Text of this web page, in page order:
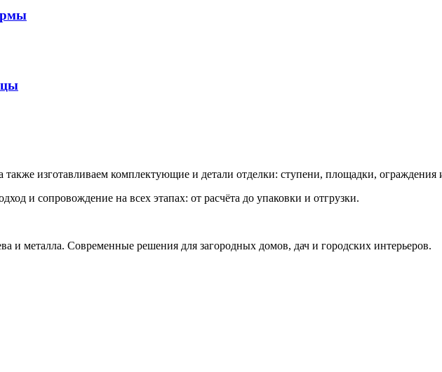
изготавливаем комплектующие и детали отделки: ступени, площадки,
и сопровождение на всех этапах: от расчёта до упаковки и отгрузки.
и металла. Современные решения для загородных домов, дач и городских интерьеров.